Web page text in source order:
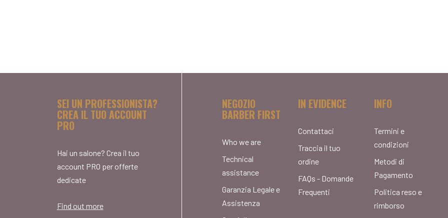
SEI UN PROFESSIONISTA?
CREA IL TUO ACCOUNT
PRO
Hai un salone? Crea il tuo
account PRO per offerte
dedicate
Find out more
NEGOZIO
BARBER FIRST
Who we are
Technical
assistance
Garanzia Legale e
Assistenza
IN EVIDENCE
Contattaci
Traccia il tuo
ordine
FAQs - Domande
Frequenti
INFO
Termini e
condizioni
Metodi di
Pagamento
Politica reso e
rimborso